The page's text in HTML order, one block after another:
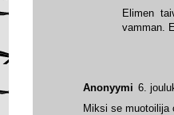
Anonyymi 6.
Miksi se muotoilija
Elimen
vamman.